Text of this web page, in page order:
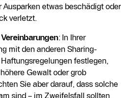
etwas beschädigt oder
verletzt.
: In Ihrer
mit den anderen Sharing-
festlegen,
Gewalt oder grob
Sie aber darauf, dass solche
sind – im Zweifelsfall sollten